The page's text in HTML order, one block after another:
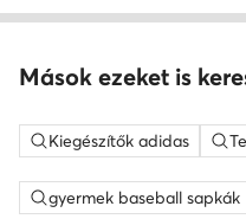
Mások ezeket is
Kiegészítők adidas
gyermek baseball sapkák